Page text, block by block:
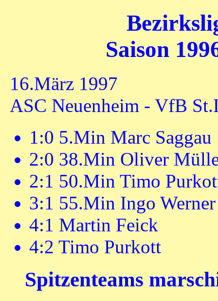
Saison
16.März 1997
ASC Neuenheim - VfB
1:0 5.Min Marc Saggau
2:0 38.Min Oliver
2:1 50.Min Timo
3:1 55.Min Ingo Werner
4:1 Martin Feick
4:2 Timo Purkott
Spitzenteams